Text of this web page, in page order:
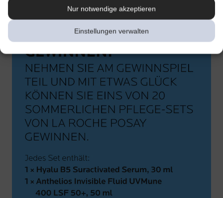
Nur notwendige akzeptieren
Einstellungen verwalten